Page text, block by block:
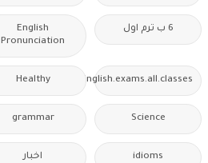
6 ب ترم اول
English
Pronunciation
Free.English.exams.all.classes
Healthy
Science
grammar
idioms اخبار